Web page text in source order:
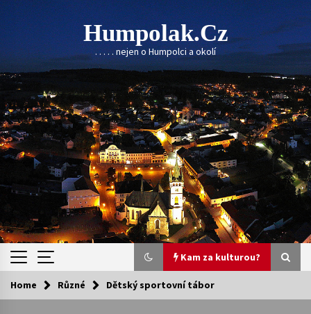
Skip
to
content
Humpolak.cz
. . . . . nejen o Humpolci a okolí
Kam za kulturou?
Kam za kulturou?
Home Různé Dětský sportovní tábor